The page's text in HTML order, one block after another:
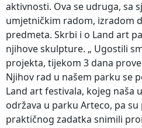
aktivnosti. Ova se udruga, sa
umjetničkim radom, izradom
predmeta. Skrbi i o Land art
njihove skulpture. „ Ugostili
projekta, tijekom 3 dana
Njihov rad u našem parku se
Land art festivala, kojeg naša
održava u parku Arteco, pa
praktičnog zadatka snimili